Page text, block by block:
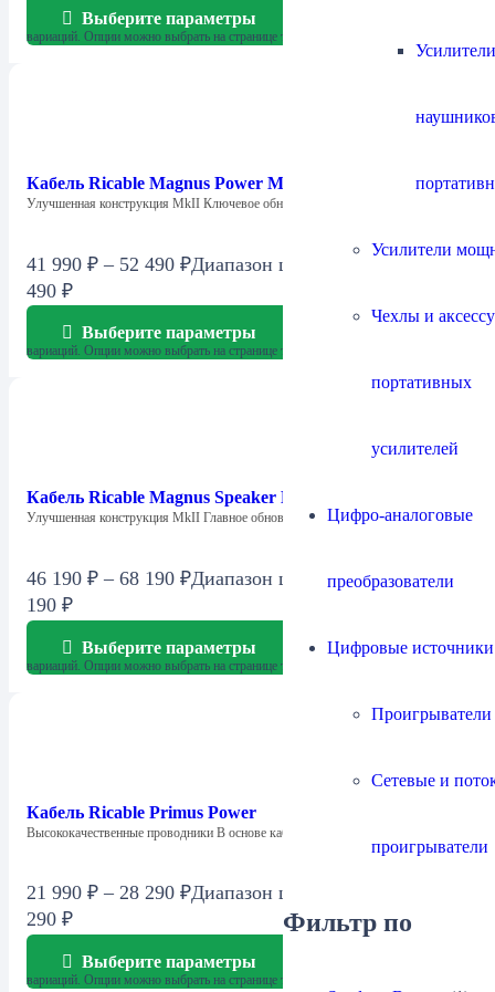
Усилители
Чехлы и
портативных
усилителей
Цифро-аналоговые
преобразователи
Цифровые источники
Сетевые и
проигрыватели
Фильтр по
Выберите параметры
вариаций. Опции можно выбрать на странице товара.
Кабель Ricable Magnus Power MkII
Улучшенная конструкция MkII Ключевое обновление —…
41 990 ₽ – 52 490 ₽Диапазон цен: 41 990 ₽ – 52
490 ₽
Выберите параметры
вариаций. Опции можно выбрать на странице товара.
Кабель Ricable Magnus Speaker MkII
Улучшенная конструкция MkII Главное обновление версии…
46 190 ₽ – 68 190 ₽Диапазон цен: 46 190 ₽ – 68
190 ₽
Выберите параметры
Этот товар имеет несколько
вариаций. Опции можно выбрать на странице товара.
Кабель Ricable Primus Power
Высококачественные проводники В основе кабеля —…
21 990 ₽ – 28 290 ₽Диапазон цен: 21 990 ₽ – 28
290 ₽
Выберите параметры
вариаций. Опции можно выбрать на странице товара.